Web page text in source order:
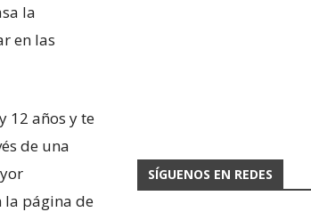
la
en las
12 años y te
de una
la página de
SÍGUENOS EN REDES